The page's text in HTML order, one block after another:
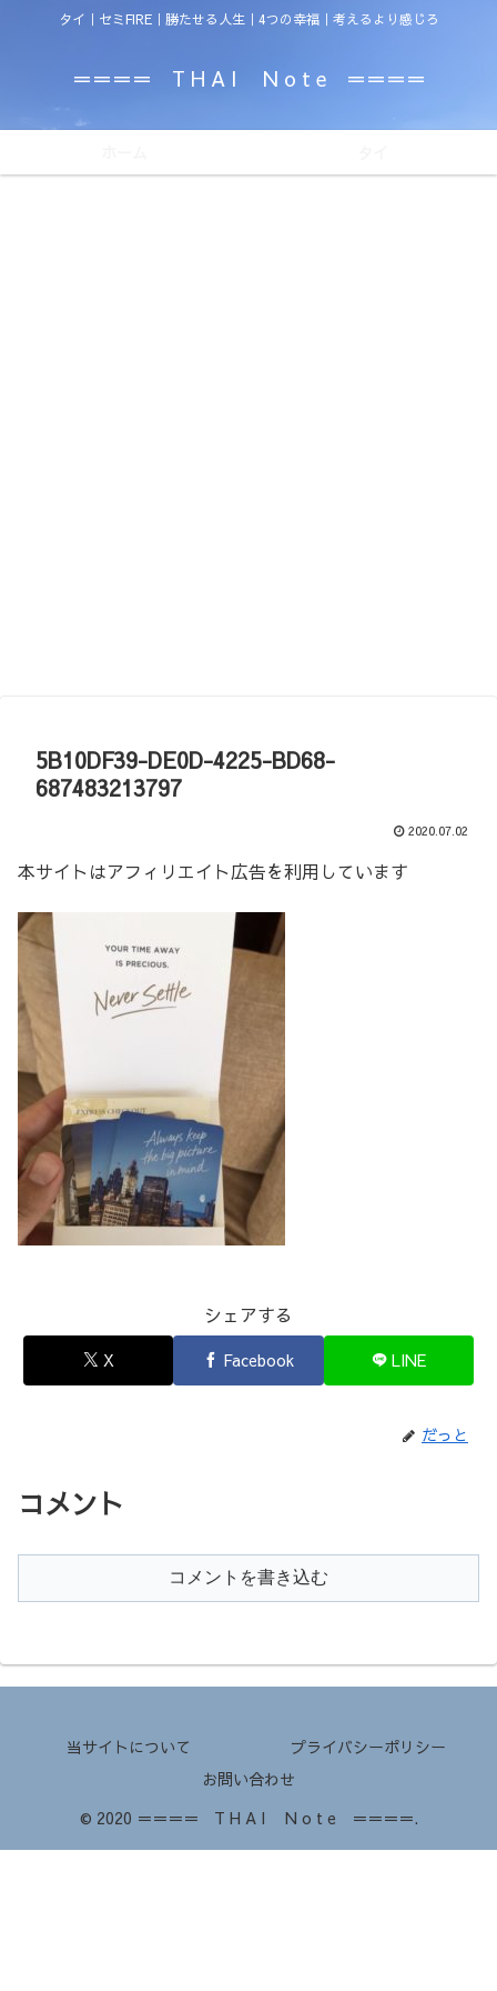
タイ｜セミFIRE｜勝たせる人生｜4つの幸福｜考えるより感じろ
＝＝＝＝ T H A I N o t e ＝＝＝＝
5B10DF39-DE0D-4225-BD68-
687483213797
2020.07.02
本サイトはアフィリエイト広告を利用しています
シェアする
X Facebook LINE
だっと
コメント
コメントを書き込む
当サイトについて
プライバシーポリシー
お問い合わせ
© 2020 ＝＝＝＝ T H A I N o t e ＝＝＝＝.